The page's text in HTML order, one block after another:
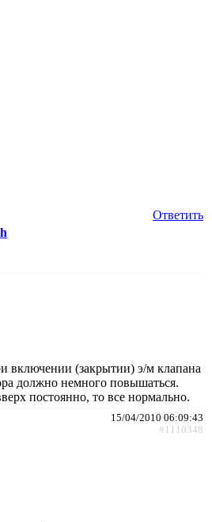
Ответить
включении (закрытии) э/м клапана
должно немного повышаться.
постоянно, то все нормально.
15/04/2010 06:09:43
#1110348